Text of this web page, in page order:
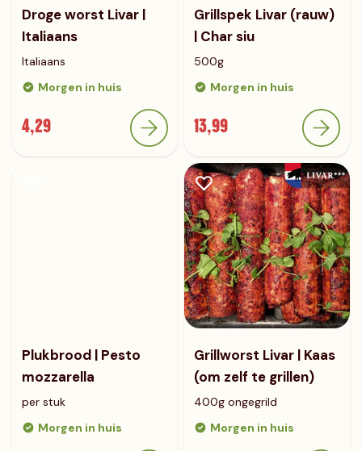
Droge worst Livar |
Italiaans
Italiaans
Morgen in huis
4,29
Grillspek Livar (rauw)
| Char siu
500g
Morgen in huis
13,99
Plukbrood | Pesto
mozzarella
per stuk
Morgen in huis
Grillworst Livar | Kaas
(om zelf te grillen)
400g ongegrild
Morgen in huis